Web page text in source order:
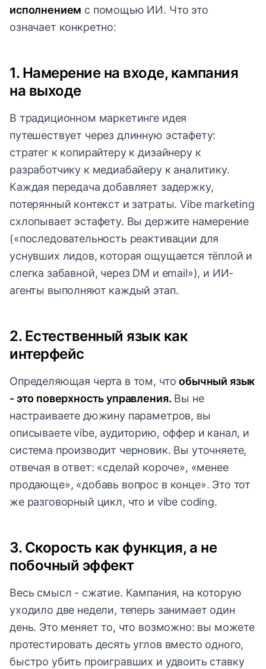
исполнением с помощью ИИ. Что это
означает конкретно:
1. Намерение на входе, кампания
на выходе
В традиционном маркетинге идея
путешествует через длинную эстафету:
стратег к копирайтеру к дизайнеру к
разработчику к медиабайеру к аналитику.
Каждая передача добавляет задержку,
потерянный контекст и затраты. Vibe marketing
схлопывает эстафету. Вы держите намерение
(«последовательность реактивации для
уснувших лидов, которая ощущается тёплой и
слегка забавной, через DM и email»), и ИИ-
агенты выполняют каждый этап.
2. Естественный язык как
интерфейс
Определяющая черта в том, чтообычный язык
- это поверхность управления. Вы не
настраиваете дюжину параметров, вы
описываете vibe, аудиторию, оффер и канал, и
система производит черновик. Вы уточняете,
отвечая в ответ: «сделай короче», «менее
продающе», «добавь вопрос в конце». Это тот
же разговорный цикл, что и vibe coding.
3. Скорость как функция, а не
побочный эффект
Весь смысл - сжатие. Кампания, на которую
уходило две недели, теперь занимает один
день. Это меняет то, что возможно: вы можете
протестировать десять углов вместо одного,
быстро убить проигравших и удвоить ставку